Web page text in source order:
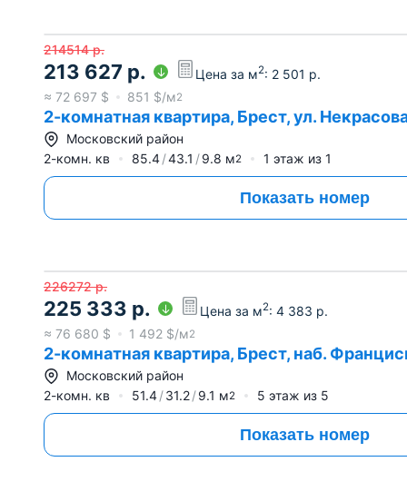
214514 р.
213 627 р. Цена за м2: 2 501 р.
≈ 72 697 $ 851 $/м2
2-комнатная квартира, Брест, ул.
Московский район
2-комн. кв
85.4 43.1 9.8 м2 1 этаж из 1
Показать номер
226272 р.
225 333 р. Цена за м2: 4 383 р.
≈ 76 680 $ 1 492 $/м2
2-комнатная квартира, Брест, наб.
Московский район
2-комн. кв
51.4 31.2 9.1 м2 5 этаж из 5
Показать номер